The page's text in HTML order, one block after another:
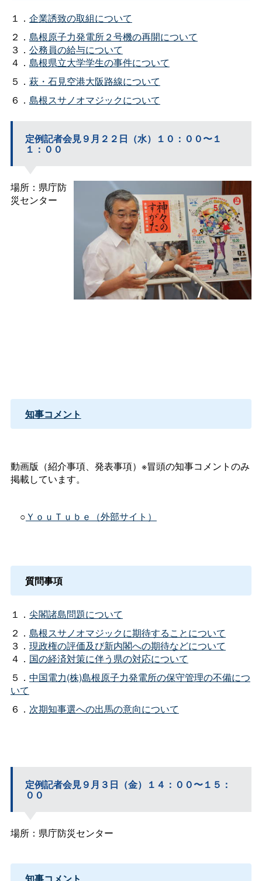
１． 企業誘致の取組について
２． 島根原子力発電所２号機の再開について
３． 公務員の給与について
４． 島根県立大学学生の事件について
５． 萩・石見空港大阪路線について
６． 島根スサノオマジックについて
定例記者会見９月２２日（水）１０：００〜１
１：００
場所：県庁防
災センター
知事コメント
動画版（紹介事項、発表事項）※冒頭の知事コメントのみ
掲載しています。
○ＹｏｕＴｕｂｅ（外部サイト）
質問事項
１． 尖閣諸島問題について
２． 島根スサノオマジックに期待することについて
３． 現政権の評価及び新内閣への期待などについて
４． 国の経済対策に伴う県の対応について
５． 中国電力(株)島根原子力発電所の保守管理の不備につ
いて
６． 次期知事選への出馬の意向について
定例記者会見９月３日（金）１４：００〜１５：
００
場所：県庁防災センター
知事コメント